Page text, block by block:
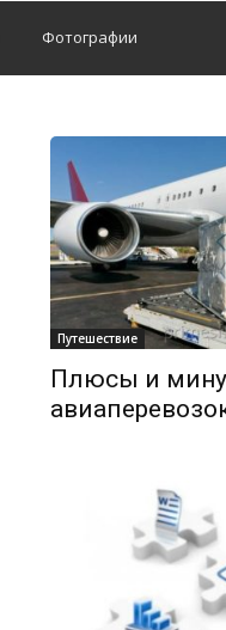
Фотографии
Путешествие
Плюсы и